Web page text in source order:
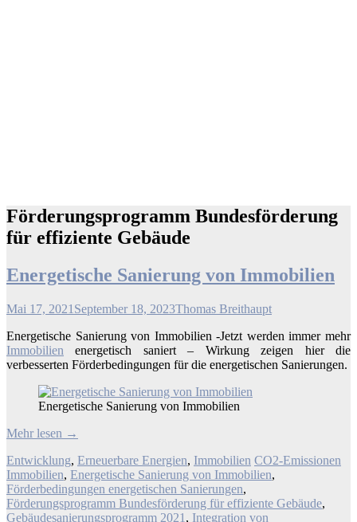
Förderungsprogramm Bundesförderung
für effiziente Gebäude
Energetische Sanierung von Immobilien
Mai 17, 2021 September 18, 2023Thomas Breithaupt
Energetische Sanierung von Immobilien -Jetzt werden immer mehr
Immobilien energetisch saniert – Wirkung zeigen hier die
verbesserten Förderbedingungen für die energetischen Sanierungen.
Energetische Sanierung von Immobilien
Mehr lesen →
Entwicklung, Erneuerbare Energien, Immobilien CO2-Emissionen
Immobilien, Energetische Sanierung von Immobilien,
Förderbedingungen energetischen Sanierungen,
Förderungsprogramm Bundesförderung für effiziente Gebäude,
Gebäudesanierungsprogramm 2021 , Integration von